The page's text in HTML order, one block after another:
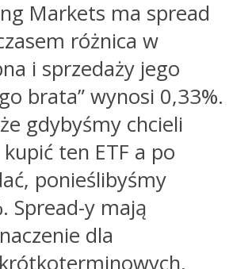
Markets ma spread
różnica w
i sprzedaży jego
brata” wynosi 0,33%.
gdybyśmy chcieli
ten ETF a po
ponieślibyśmy
Spread-y mają
dla